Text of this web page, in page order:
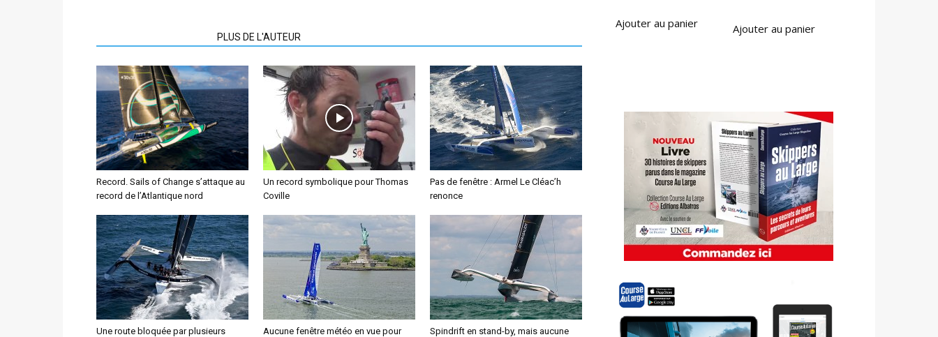
PLUS DE L'AUTEUR
Record. Sails of Change s’attaque au
record de l’Atlantique nord
Un record symbolique pour Thomas
Coville
Pas de fenêtre : Armel Le Cléac’h
renonce
Une route bloquée par plusieurs
Aucune fenêtre météo en vue pour
Spindrift en stand-by, mais aucune
Ajouter au panier Ajouter au panier